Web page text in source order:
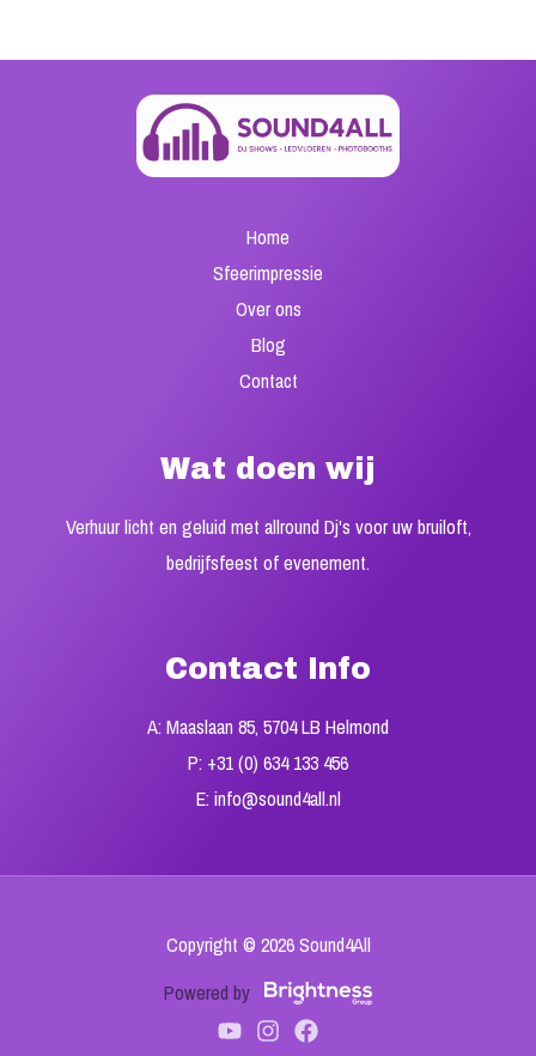
Home
Sfeerimpressie
Over ons
Blog
Contact
Wat doen wij
Verhuur licht en geluid met allround Dj's voor uw bruiloft,
bedrijfsfeest of evenement.
Contact Info
A: Maaslaan 85, 5704 LB Helmond
P: +31 (0) 634 133 456
E: info@sound4all.nl
Copyright © 2026 Sound4All
Powered by